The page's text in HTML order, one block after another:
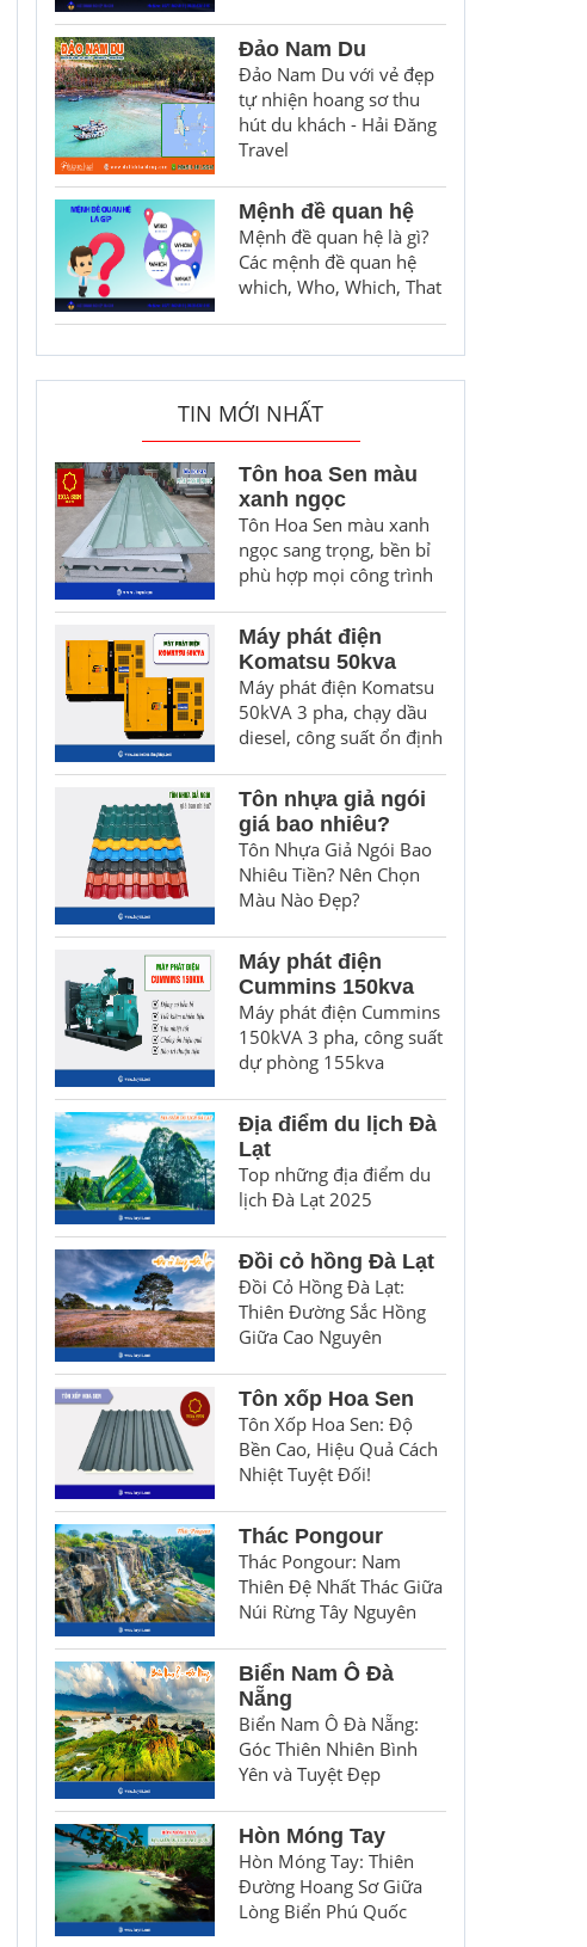
Đảo Nam Du
Đảo Nam Du với vẻ đẹp
tự nhiện hoang sơ thu
hút du khách - Hải Đăng
Travel
Mệnh đề quan hệ
Mệnh đề quan hệ là gì?
Các mệnh đề quan hệ
which, Who, Which, That
TIN MỚI NHẤT
Tôn hoa Sen màu
xanh ngọc
Tôn Hoa Sen màu xanh
ngọc sang trọng, bền bỉ
phù hợp mọi công trình
Máy phát điện
Komatsu 50kva
Máy phát điện Komatsu
50kVA 3 pha, chạy dầu
diesel, công suất ổn định
Tôn nhựa giả ngói
giá bao nhiêu?
Tôn Nhựa Giả Ngói Bao
Nhiêu Tiền? Nên Chọn
Màu Nào Đẹp?
Máy phát điện
Cummins 150kva
Máy phát điện Cummins
150kVA 3 pha, công suất
dự phòng 155kva
Địa điểm du lịch Đà
Lạt
Top những địa điểm du
lịch Đà Lạt 2025
Đồi cỏ hồng Đà Lạt
Đồi Cỏ Hồng Đà Lạt:
Thiên Đường Sắc Hồng
Giữa Cao Nguyên
Tôn xốp Hoa Sen
Tôn Xốp Hoa Sen: Độ
Bền Cao, Hiệu Quả Cách
Nhiệt Tuyệt Đối!
Thác Pongour
Thác Pongour: Nam
Thiên Đệ Nhất Thác Giữa
Núi Rừng Tây Nguyên
Biển Nam Ô Đà
Nẵng
Biển Nam Ô Đà Nẵng:
Góc Thiên Nhiên Bình
Yên và Tuyệt Đẹp
Hòn Móng Tay
Hòn Móng Tay: Thiên
Đường Hoang Sơ Giữa
Lòng Biển Phú Quốc